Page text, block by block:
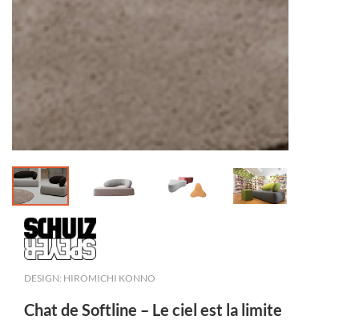
DESIGN: HIROMICHI KONNO
Chat de Softline – Le ciel est la limite